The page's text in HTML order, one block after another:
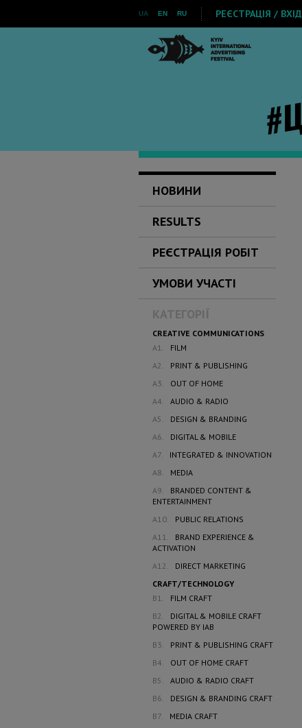
UA EN RU РЕЄСТРАЦІЯ / ВХІД
НОВИНИ
RESULTS
РЕЄСТРАЦІЯ РОБІТ
УМОВИ УЧАСТІ
КАТЕГОРІЇ
CREATIVE COMMUNICATIONS
A1.
FILM
A2.
PRINT & PUBLISHING
A3.
OUT OF HOME
A4.
AUDIO & RADIO
A5.
DESIGN & BRANDING
A6.
DIGITAL & MOBILE
A7.
INTEGRATED & INNOVATION
A8.
MEDIA
A9.
BRANDED CONTENT &
ENTERTAINMENT
A10.
PUBLIC RELATIONS
A11.
BRAND EXPERIENCE &
ACTIVATION
A12.
DIRECT MARKETING
CRAFT/TECHNOLOGY
B1.
FILM CRAFT
B2.
DIGITAL & MOBILE CRAFT
POWERED BY IAB
B3.
PRINT & PUBLISHING CRAFT
B4.
OUT OF HOME CRAFT
B5.
AUDIO & RADIO CRAFT
B6.
DESIGN & BRANDING CRAFT
B7.
MEDIA CRAFT